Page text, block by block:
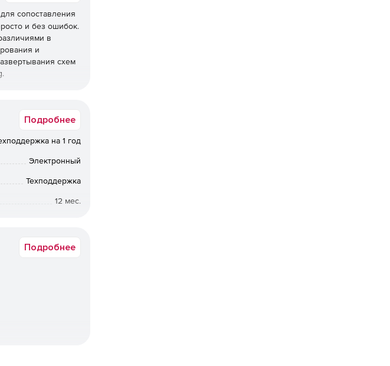
сопоставления
и без ошибок.
в
и
схем
для
объектов схем.
в
содержащих
Подробнее
на 1 год
Электронный
Техподдержка
12 мес.
Подробнее